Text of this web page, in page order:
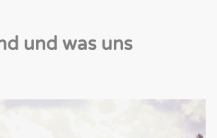
und was uns